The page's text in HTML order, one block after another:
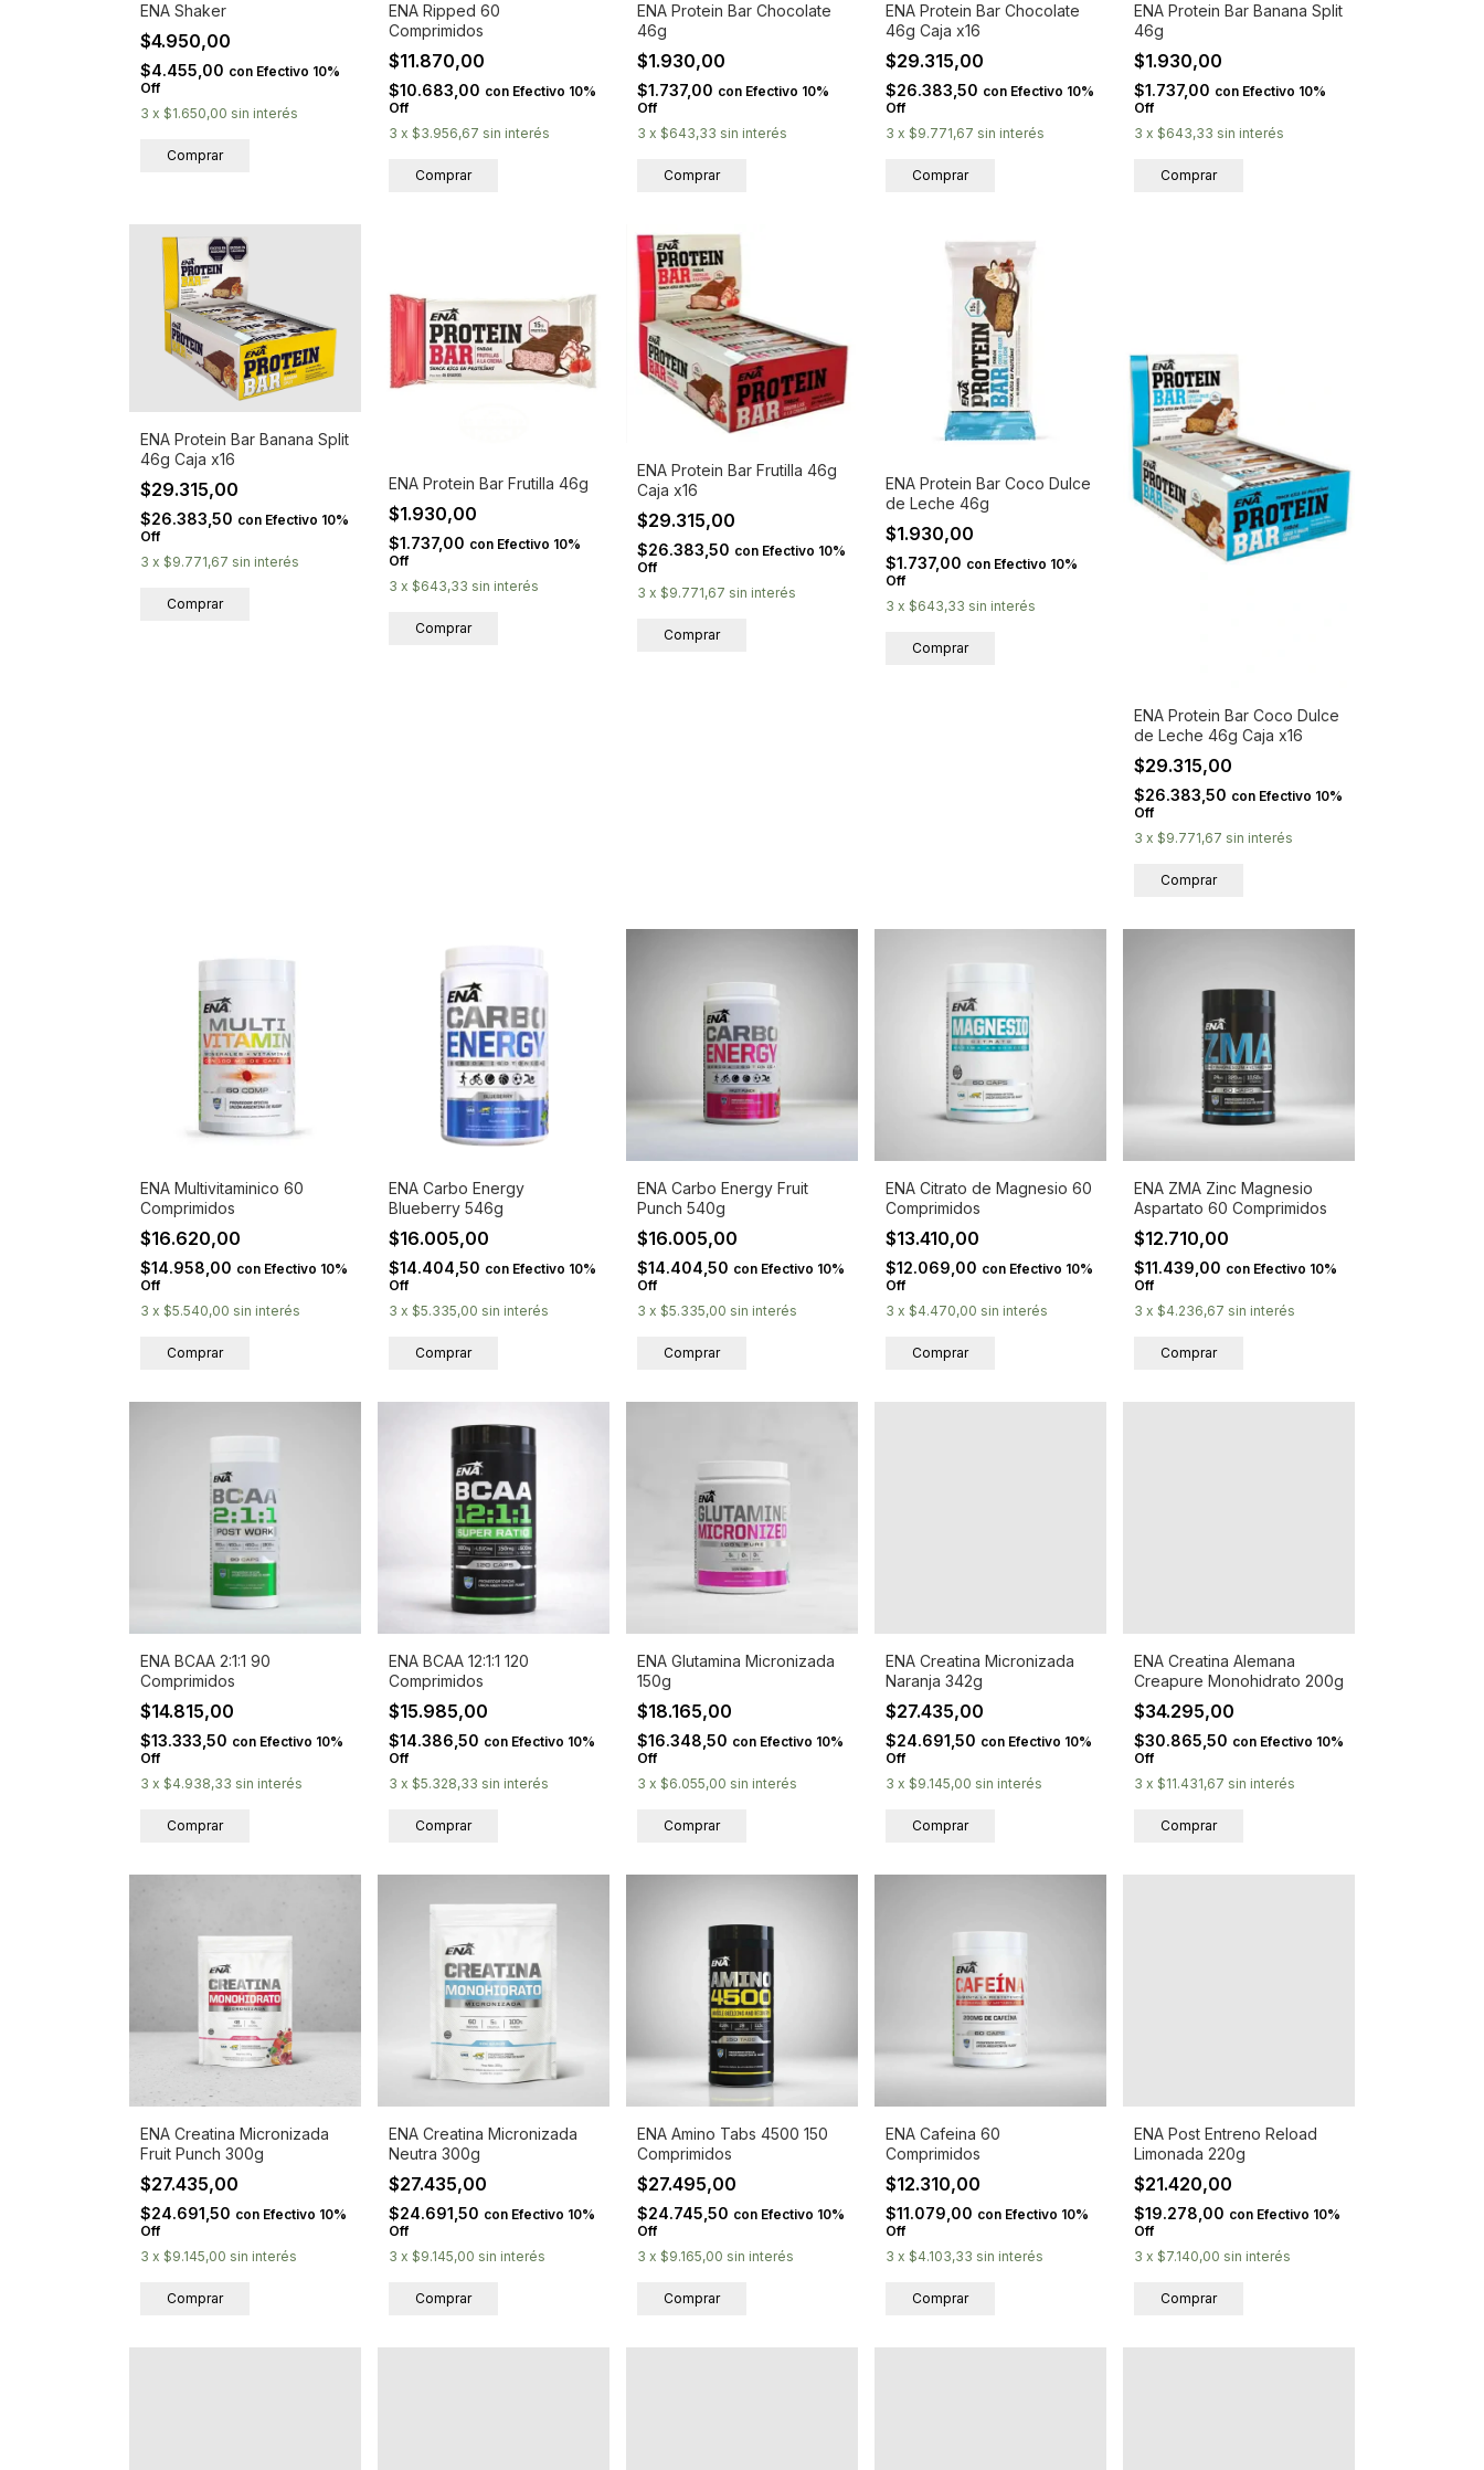
ENA Shaker
$4.950,00
$4.455,00 con Efectivo 10%
Off
3 x $1.650,00 sin interés
ENA Ripped 60
Comprimidos
$11.870,00
$10.683,00 con Efectivo 10%
Off
3 x $3.956,67 sin interés
ENA Protein Bar Chocolate
46g
$1.930,00
$1.737,00 con Efectivo 10%
Off
3 x $643,33 sin interés
ENA Protein Bar Chocolate
46g Caja x16
$29.315,00
$26.383,50 con Efectivo 10%
Off
3 x $9.771,67 sin interés
ENA Protein Bar Banana Split
46g
$1.930,00
$1.737,00 con Efectivo 10%
Off
3 x $643,33 sin interés
ENA Protein Bar Banana Split
46g Caja x16
$29.315,00
$26.383,50 con Efectivo 10%
Off
3 x $9.771,67 sin interés
ENA Protein Bar Frutilla 46g
$1.930,00
$1.737,00 con Efectivo 10%
Off
3 x $643,33 sin interés
ENA Protein Bar Frutilla 46g
Caja x16
$29.315,00
$26.383,50 con Efectivo 10%
Off
3 x $9.771,67 sin interés
ENA Protein Bar Coco Dulce
de Leche 46g
$1.930,00
$1.737,00 con Efectivo 10%
Off
3 x $643,33 sin interés
ENA Protein Bar Coco Dulce
de Leche 46g Caja x16
$29.315,00
$26.383,50 con Efectivo 10%
Off
3 x $9.771,67 sin interés
ENA Multivitaminico 60
Comprimidos
$16.620,00
$14.958,00 con Efectivo 10%
Off
3 x $5.540,00 sin interés
ENA Carbo Energy
Blueberry 546g
$16.005,00
$14.404,50 con Efectivo 10%
Off
3 x $5.335,00 sin interés
ENA Carbo Energy Fruit
Punch 540g
$16.005,00
$14.404,50 con Efectivo 10%
Off
3 x $5.335,00 sin interés
ENA Citrato de Magnesio 60
Comprimidos
$13.410,00
$12.069,00 con Efectivo 10%
Off
3 x $4.470,00 sin interés
ENA ZMA Zinc Magnesio
Aspartato 60 Comprimidos
$12.710,00
$11.439,00 con Efectivo 10%
Off
3 x $4.236,67 sin interés
ENA BCAA 2:1:1 90
Comprimidos
$14.815,00
$13.333,50 con Efectivo 10%
Off
3 x $4.938,33 sin interés
ENA BCAA 12:1:1 120
Comprimidos
$15.985,00
$14.386,50 con Efectivo 10%
Off
3 x $5.328,33 sin interés
ENA Glutamina Micronizada
150g
$18.165,00
$16.348,50 con Efectivo 10%
Off
3 x $6.055,00 sin interés
ENA Creatina Micronizada
Naranja 342g
$27.435,00
$24.691,50 con Efectivo 10%
Off
3 x $9.145,00 sin interés
ENA Creatina Alemana
Creapure Monohidrato 200g
$34.295,00
$30.865,50 con Efectivo 10%
Off
3 x $11.431,67 sin interés
ENA Creatina Micronizada
Fruit Punch 300g
$27.435,00
$24.691,50 con Efectivo 10%
Off
3 x $9.145,00 sin interés
ENA Creatina Micronizada
Neutra 300g
$27.435,00
$24.691,50 con Efectivo 10%
Off
3 x $9.145,00 sin interés
ENA Amino Tabs 4500 150
Comprimidos
$27.495,00
$24.745,50 con Efectivo 10%
Off
3 x $9.165,00 sin interés
ENA Cafeina 60
Comprimidos
$12.310,00
$11.079,00 con Efectivo 10%
Off
3 x $4.103,33 sin interés
ENA Post Entreno Reload
Limonada 220g
$21.420,00
$19.278,00 con Efectivo 10%
Off
3 x $7.140,00 sin interés